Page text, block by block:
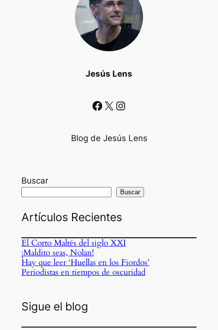
Jesús Lens
Facebook X Instagram
Blog de Jesús Lens
Buscar
Buscar
Artículos Recientes
El Corto Maltés del siglo XXI
¡Maldito seas, Nolan!
Hay que leer ‘Huellas en los Fiordos’
Periodistas en tiempos de oscuridad
Sigue el blog